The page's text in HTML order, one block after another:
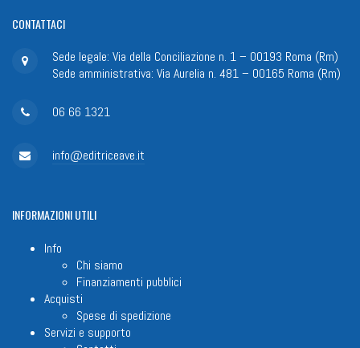
CONTATTACI
Sede legale: Via della Conciliazione n. 1 – 00193 Roma (Rm)
Sede amministrativa: Via Aurelia n. 481 – 00165 Roma (Rm)
06 66 1321
info@editriceave.it
INFORMAZIONIUTILI
Info
Chi siamo
Finanziamenti pubblici
Acquisti
Spese di spedizione
Servizi e supporto